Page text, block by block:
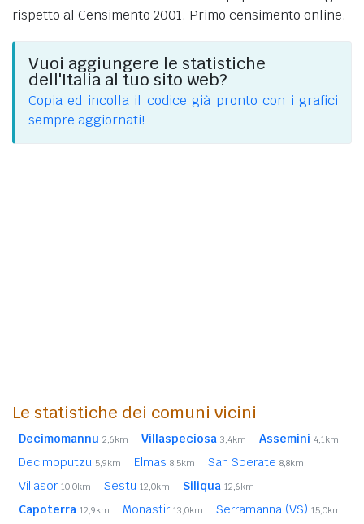
rispetto al Censimento 2001. Primo censimento online.
Vuoi aggiungere le statistiche
dell'Italia al tuo sito web?
Copia ed incolla il codice già pronto con i grafici
sempre aggiornati!
Le statistiche dei comuni vicini
Decimomannu 2,6km Villaspeciosa 3,4km Assemini 4,1km
Decimoputzu 5,9km Elmas 8,5km San Sperate 8,8km
Villasor 10,0km Sestu 12,0km Siliqua 12,6km
Capoterra 12,9km Monastir 13,0km Serramanna (VS) 15,0km